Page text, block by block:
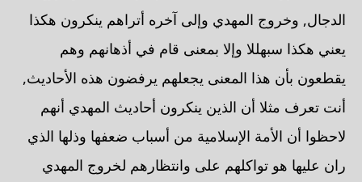
الدجال, وخروج المهدي وإلى آخره أتراهم ينكرون هكذا
يعني هكذا سبهللا وإلا بمعنى قام في أذهانهم وهم
يقطعون بأن هذا المعنى يجعلهم يرفضون هذه الأحاديث,
أنت تعرف مثلا أن الذين ينكرون أحاديث المهدي أنهم
لاحظوا أن الأمة الإسلامية من أسباب ضعفها وذلها الذي
ران عليها هو تواكلهم على وانتظارهم لخروج المهدي